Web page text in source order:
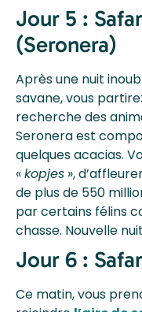
Jour 5 :
(Seronera)
Après une nuit
savane, vous
recherche des
Seronera est
quelques acacias.
«kopjes »,
de plus de 550
par certains félins
chasse. Nouvelle
Jour 6 :
Ce matin, vous